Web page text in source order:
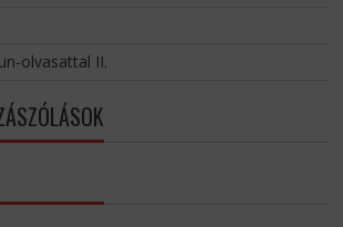
olvasattal II.